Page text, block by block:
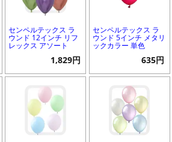
センペルテックス ラ
ウンド 12インチ リフ
レックス アソート
1,829円
センペルテックス ラ
ウンド 5インチ メタリ
ックカラー 単色
635円